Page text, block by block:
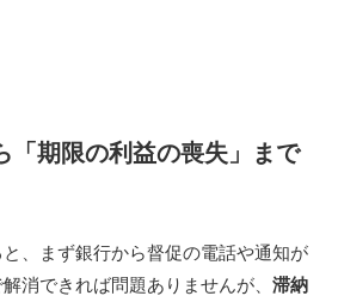
「期限の利益の喪失」まで
、まず銀行から督促の電話や通知が
消できれば問題ありませんが、 滞納